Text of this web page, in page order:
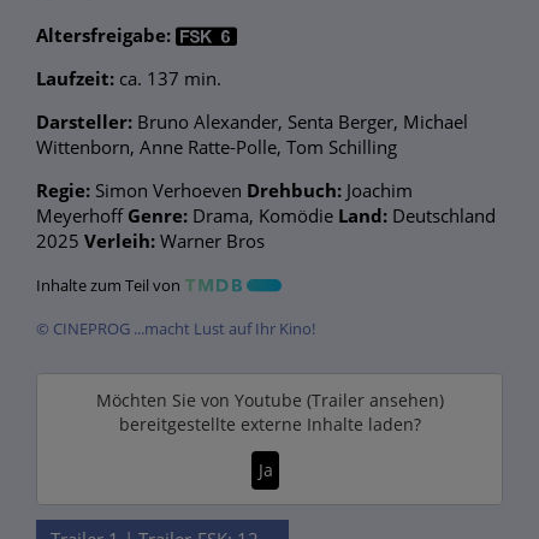
Altersfreigabe:
Laufzeit: ca. 137 min.
Darsteller: Bruno Alexander, Senta Berger, Michael
Wittenborn, Anne Ratte-Polle, Tom Schilling
Regie: Simon Verhoeven Drehbuch: Joachim
Meyerhoff Genre: Drama, Komödie Land: Deutschland
2025 Verleih: Warner Bros
Inhalte zum Teil von
© CINEPROG ...macht Lust auf Ihr Kino!
Möchten Sie von Youtube (Trailer ansehen)
bereitgestellte externe Inhalte laden?
Ja